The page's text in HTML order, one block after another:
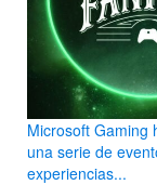
Microsoft Gaming
una serie de
experiencias...